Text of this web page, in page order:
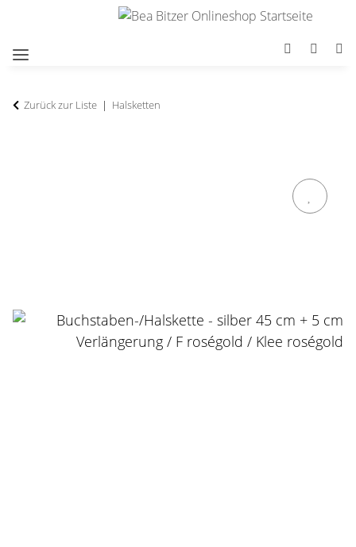
Zurück zur Liste Halsketten